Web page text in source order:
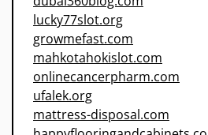
lucky77slot.org
growmefast.com
mahkotahokislot.com
onlinecancerpharm.com
ufalek.org
mattress-disposal.com